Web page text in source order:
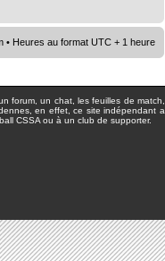
• Heures au format UTC + 1 heure
forum, un chat, les feuilles de match,
en effet, ce site indépendant a
CSSA ou à un club de supporter.